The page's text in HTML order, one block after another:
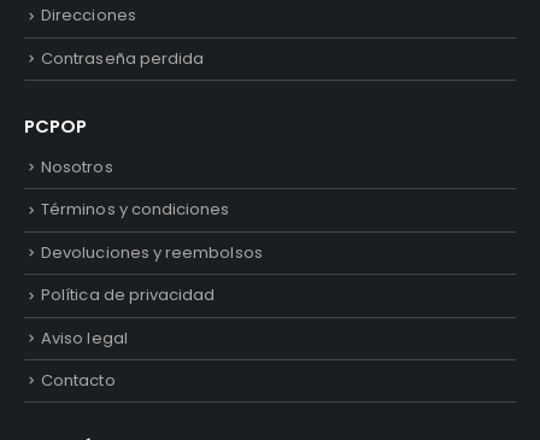
Direcciones
Contraseña perdida
PCPOP
Nosotros
Términos y condiciones
Devoluciones y reembolsos
Política de privacidad
Aviso legal
Contacto